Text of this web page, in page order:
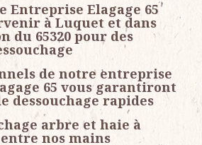
Entreprise Elagage 65
à Luquet et dans
du 65320 pour des
de notre entreprise
65 vous garantiront
dessouchage rapides
arbre et haie à
nos mains